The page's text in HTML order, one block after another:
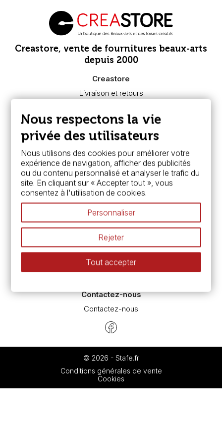
Creastore, vente de fournitures beaux-arts
depuis 2000
Creastore
Livraison et retours
Paiement sécurisé
FAQ
Boutique à Angers
Services
Carte fidélité & avantages
Chèque cadeau, bon cadeaux
Devis & bon de commande
Pass culture - mode d'emploi
Nos promotions en cours
Espace conseils
L’aquarelle en tubes ou en godets ?
Le vocabulaire technique de l’aquarelle
Différence entre peinture Fine et Extra-fine
Préparer une toile pour peinture à l'huile et acrylique
Contactez-nous
Contactez-nous
© 2026 - Stafe.fr
Conditions générales de vente
Cookies
Nous respectons la vie
privée des utilisateurs
Nous utilisons des cookies pour améliorer votre
expérience de navigation, afficher des publicités
ou du contenu personnalisé et analyser le trafic du
site. En cliquant sur « Accepter tout », vous
consentez à l'utilisation de cookies.
Personnaliser
Rejeter
Tout accepter